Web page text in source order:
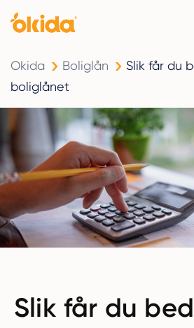
Okida Boliglån
Slik får du
boliglånet
Slik får du